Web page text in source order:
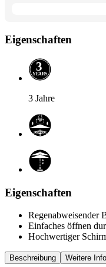
Eigenschaften
YEARS
3
3 Jahre
Eigenschaften
Regenabweisender
Einfaches öffnen
Hochwertiger
Beschreibung Weitere